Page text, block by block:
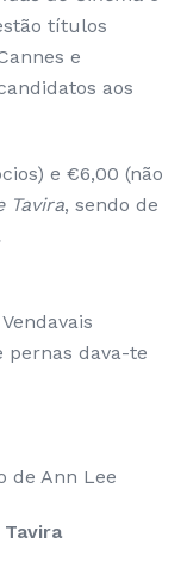
títulos
e
aos
e €6,00 (não
Tavira, sendo de
pernas dava-te
de Ann Lee